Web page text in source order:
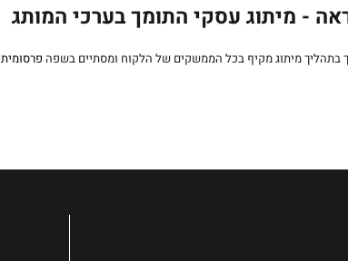
- מיתוג עסקי התומך בערכי המותג
מיתוג מקיף בכל הממשקים של הלקוח ומסתיים בשפה פרסומית